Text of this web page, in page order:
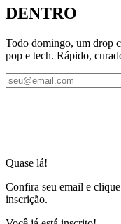
DENTRO
Todo domingo, um drop
pop e tech. Rápido,
Quase lá!
Confira seu email e
inscrição.